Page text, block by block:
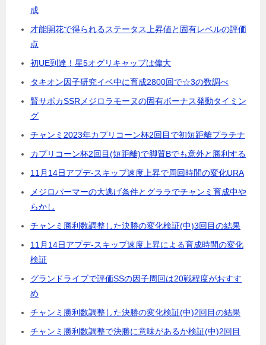
成
才能開花で得られるステータス上昇値と固有レベルの評価
点
初UE到達！星5オグリキャップは偉大
タキオン因子研究イベ中に育成2800回で☆3の数調べ
賢サポカSSRメジロラモーヌの固有ボーナス発動タイミン
グ
チャンミ2023年カプリコーン杯2回目で初短距離プラチナ
カプリコーン杯2回目(短距離)で脚質Bでも意外と勝利する
11月14日アプデ-スキップ速度上昇で周回時間の変化URA
メジロパーマーの大逃げ条件とグララでチャンミ育成中や
らかし
チャンミ勝利数調整した決勝の変化検証(中)3回目の結果
11月14日アプデ-スキップ速度上昇による育成時間の変化
検証
グランドライブで評価SSの因子周回は20戦程度がおすす
め
チャンミ勝利数調整した決勝の変化検証(中)2回目の結果
チャンミ勝利数調整で決勝に意味があるか検証(中)2回目